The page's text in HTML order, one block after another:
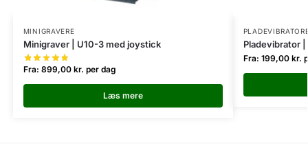
MINIGRAVERE
Minigraver | U10-3 med joystick
Fra: 899,00 kr. per dag
Læs mere
Pladevibrator |
Fra: 199,00 kr.